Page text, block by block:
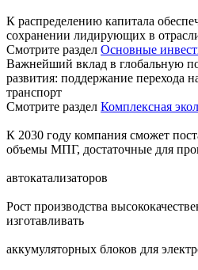
К распределению капитала
сохранении лидирующих в
Смотрите раздел Основные
Важнейший вклад в глобальную
развития: поддержание перехода
транспорт
Смотрите раздел Комплексная
К 2030 году компания сможет
объемы МПГ, достаточные для
автокатализаторов
Рост производства
изготавливать
аккумуляторных блоков для